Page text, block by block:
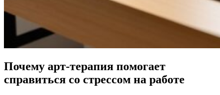
Почему арт-терапия помогает
справиться со стрессом на работе